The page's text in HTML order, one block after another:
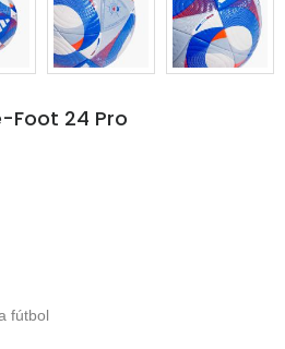
Foot 24 Pro
fútbol